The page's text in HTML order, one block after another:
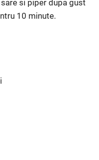
si piper dupa gust
10 minute.